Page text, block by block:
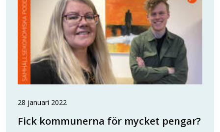
28 januari 2022
Fick kommunerna för mycket pengar?